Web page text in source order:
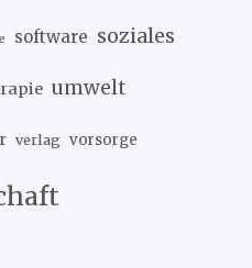
software soziales
umwelt
verlag vorsorge